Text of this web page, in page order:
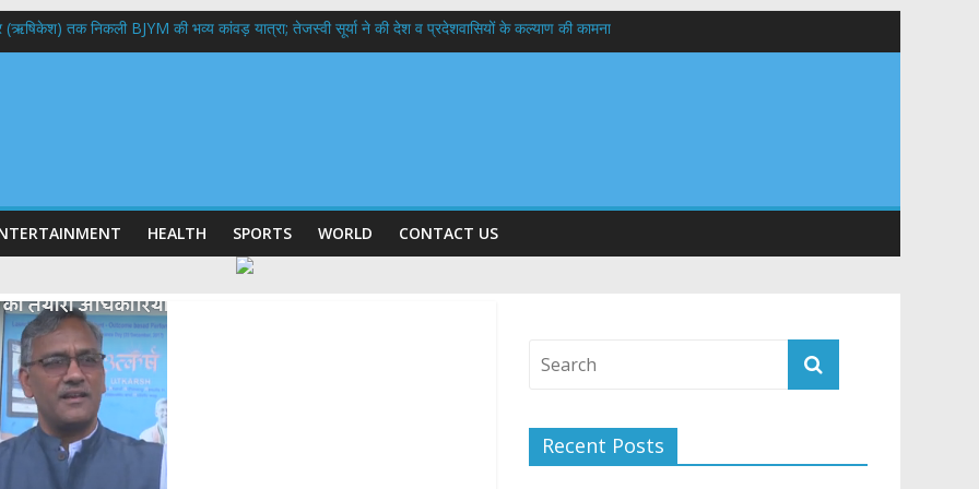
(ऋषिकेश) तक निकली BJYM की भव्य कांवड़ यात्रा; तेजस्वी सूर्या ने की देश व प्रदेशवासियों के कल्याण की कामना
PWD के EE, AE और JE निलंबित, सीएम धामी के निर्देश पर सख्त कार्रवाई
HEALTH SPORTS WORLD CONTACT US
Recent Posts